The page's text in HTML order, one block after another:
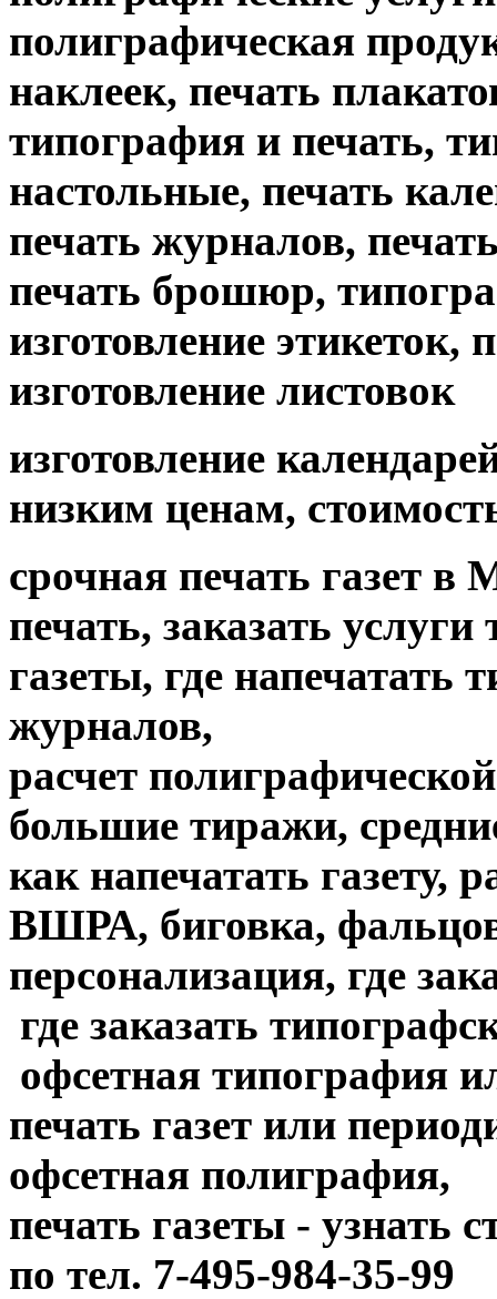
полиграфическая
наклеек, печать
типография и печать,
настольные, печать
печать журналов,
печать брошюр,
изготовление этикеток,
изготовление листовок
изготовление
низким ценам,
срочная печать газет в
печать, заказать
газеты, где напечатать
журналов,
расчет
большие тиражи,
как напечатать газету,
ВШРА, биговка,
персонализация, где
где заказать
офсетная типография
печать газет или
офсетная полиграфия,
печать газеты - узнать
по тел. 7-495-984-35-99